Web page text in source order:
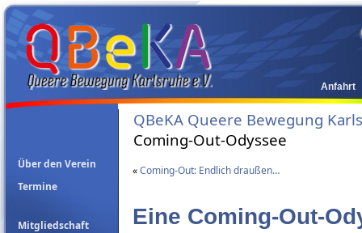
Anfahrt
Über den Verein
Termine
Mitgliedschaft
QBeKA Queere Bewegung
Coming-Out-Odyssee
«Coming-Out: Endlich draußen…
Eine Coming-Out-